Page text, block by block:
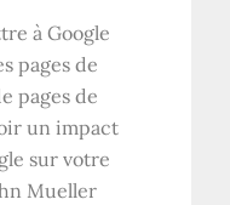
à Google
pages de
pages de
un impact
sur votre
Mueller